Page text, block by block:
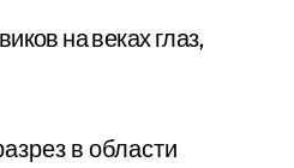
на веках глаз,
в области